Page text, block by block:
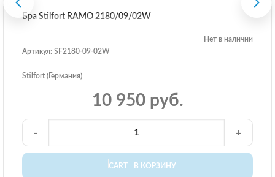
Бра Stilfort RAMO 2180/09/02W
Нет в наличии
Артикул: SF2180-09-02W
Stilfort (Германия)
10 950 руб.
В КОРЗИНУ
- +